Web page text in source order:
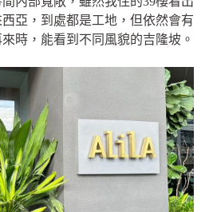
亞，到處都是工地，但依然會有
時，能看到不同風貌的吉隆坡。